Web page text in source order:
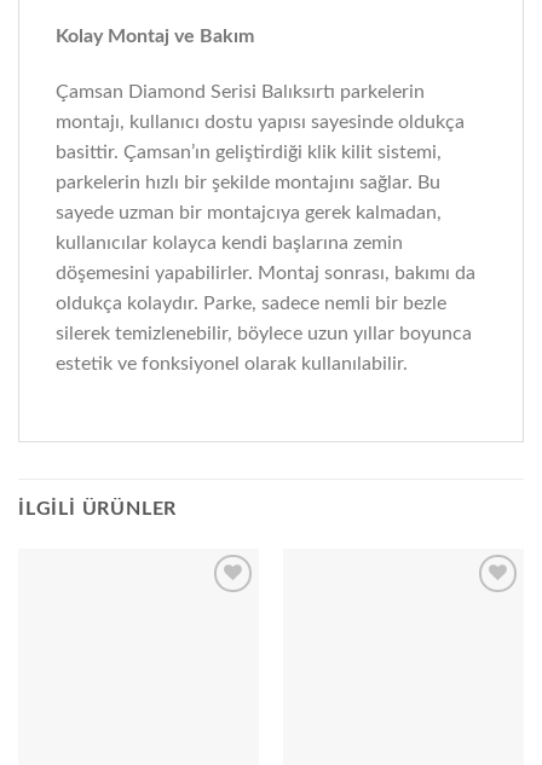
Kolay Montaj ve Bakım
Çamsan Diamond Serisi Balıksırtı parkelerin
montajı, kullanıcı dostu yapısı sayesinde oldukça
basittir. Çamsan’ın geliştirdiği klik kilit sistemi,
parkelerin hızlı bir şekilde montajını sağlar. Bu
sayede uzman bir montajcıya gerek kalmadan,
kullanıcılar kolayca kendi başlarına zemin
döşemesini yapabilirler. Montaj sonrası, bakımı da
oldukça kolaydır. Parke, sadece nemli bir bezle
silerek temizlenebilir, böylece uzun yıllar boyunca
estetik ve fonksiyonel olarak kullanılabilir.
İLGILI ÜRÜNLER